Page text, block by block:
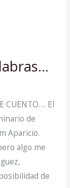
CUENTO…. El
de
Aparicio.
algo me
de